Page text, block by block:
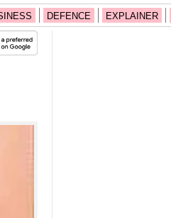
DEFENCE EXPLAINER